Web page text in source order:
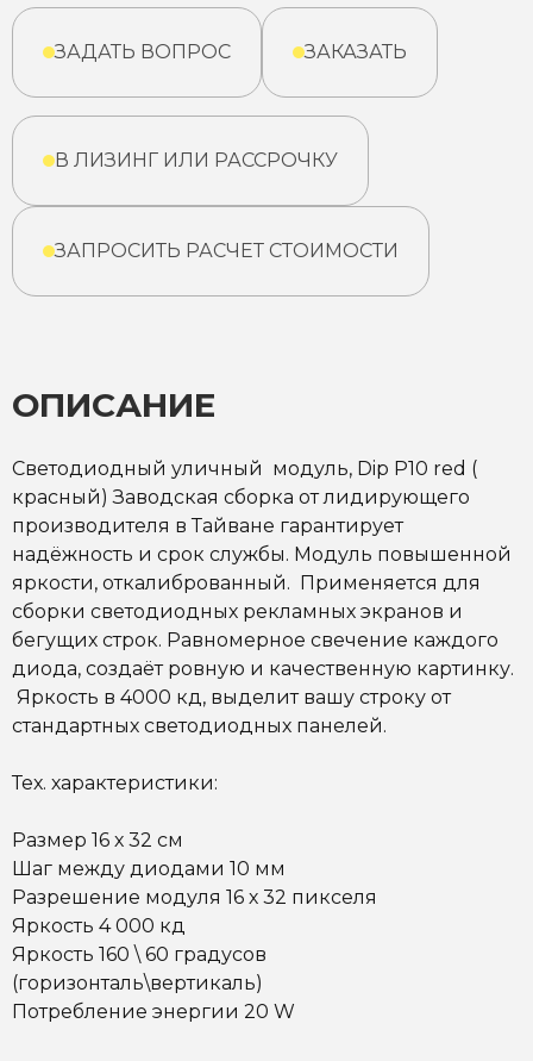
ЗАДАТЬ ВОПРОС ЗАКАЗАТЬ
В ЛИЗИНГ ИЛИ РАССРОЧКУ
ЗАПРОСИТЬ РАСЧЕТ СТОИМОСТИ
ОПИСАНИЕ
Светодиодный уличный модуль, Dip P10 red (
красный) Заводская сборка от лидирующего
производителя в Тайване гарантирует
надёжность и срок службы. Модуль повышенной
яркости, откалиброванный. Применяется для
сборки светодиодных рекламных экранов и
бегущих строк. Равномерное свечение каждого
диода, создаёт ровную и качественную картинку.
Яркость в 4000 кд, выделит вашу строку от
стандартных светодиодных панелей.
Тех. характеристики:
Размер 16 х 32 см
Шаг между диодами 10 мм
Разрешение модуля 16 х 32 пикселя
Яркость 4 000 кд
Яркость 160 \ 60 градусов
(горизонталь\вертикаль)
Потребление энергии 20 W